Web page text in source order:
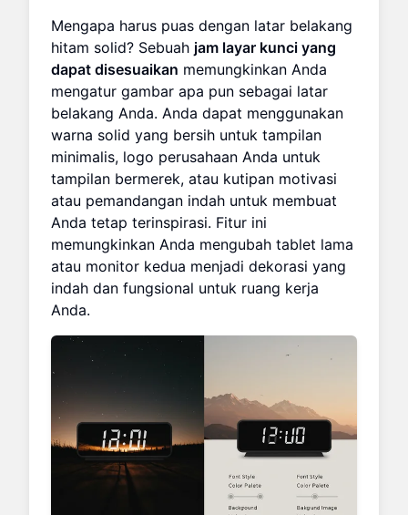
Mengapa harus puas dengan latar belakang
hitam solid? Sebuah jam layar kunci yang
dapat disesuaikan memungkinkan Anda
mengatur gambar apa pun sebagai latar
belakang Anda. Anda dapat menggunakan
warna solid yang bersih untuk tampilan
minimalis, logo perusahaan Anda untuk
tampilan bermerek, atau kutipan motivasi
atau pemandangan indah untuk membuat
Anda tetap terinspirasi. Fitur ini
memungkinkan Anda mengubah tablet lama
atau monitor kedua menjadi dekorasi yang
indah dan fungsional untuk ruang kerja
Anda.